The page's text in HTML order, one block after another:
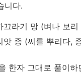
니다.
끄라기 망 (벼나 보
앗 종 (씨를 뿌리다,
한자 그대로 풀이